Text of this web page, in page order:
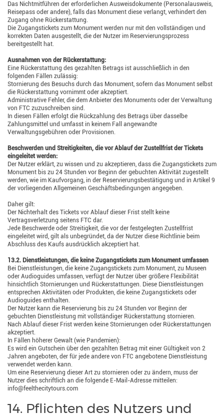
Das Nichtmitführen der erforderlichen Ausweisdokumente (Personalausweis,
Reisepass oder andere), falls das Monument diese verlangt, verhindert den
Zugang ohne Rückerstattung.
Die Zugangstickets zum Monument werden nur mit den vollständigen und
korrekten Daten ausgestellt, die der Nutzer im Reservierungsprozess
bereitgestellt hat.
Ausnahmen von der Rückerstattung:
Eine Rückerstattung des gezahlten Betrags ist ausschließlich in den
folgenden Fällen zulässig:
Stornierung des Besuchs durch das Monument, sofern das Monument selbst
die Rückerstattung vornimmt oder akzeptiert.
Administrative Fehler, die dem Anbieter des Monuments oder der Verwaltung
von FTC zuzuschreiben sind.
In diesen Fällen erfolgt die Rückzahlung des Betrags über dasselbe
Zahlungsmittel und umfasst in keinem Fall angewandte
Verwaltungsgebühren oder Provisionen.
Beschwerden und Streitigkeiten, die vor Ablauf der Zustellfrist der Tickets
eingeleitet werden:
Der Nutzer erklärt, zu wissen und zu akzeptieren, dass die Zugangstickets zum
Monument bis zu 24 Stunden vor Beginn der gebuchten Aktivität zugestellt
werden, wie im Kaufvorgang, in der Reservierungsbestätigung und in Artikel 9
der vorliegenden Allgemeinen Geschäftsbedingungen angegeben.
Daher gilt:
Der Nichterhalt des Tickets vor Ablauf dieser Frist stellt keine
Vertragsverletzung seitens FTC dar.
Jede Beschwerde oder Streitigkeit, die vor der festgelegten Zustellfrist
eingeleitet wird, gilt als unbegründet, da der Nutzer diese Richtlinie beim
Abschluss des Kaufs ausdrücklich akzeptiert hat.
13.2. Dienstleistungen, die keine Zugangstickets zum Monument umfassen
Bei Dienstleistungen, die keine Zugangstickets zum Monument, zu Museen
oder Audioguides umfassen, verfügt der Nutzer über größere Flexibilität
hinsichtlich Stornierungen und Rückerstattungen. Diese Dienstleistungen
entsprechen Aktivitäten oder Produkten, die keine Zugangstickets oder
Audioguides enthalten.
Der Nutzer kann die Reservierung bis zu 24 Stunden vor Beginn der
gebuchten Dienstleistung mit vollständiger Rückerstattung stornieren.
Nach Ablauf dieser Frist werden keine Stornierungen oder Rückerstattungen
akzeptiert.
In Fällen höherer Gewalt (wie Pandemien):
Es wird ein Gutschein über den gezahlten Betrag mit einer Gültigkeit von 2
Jahren angeboten, der für jede andere von FTC angebotene Dienstleistung
verwendet werden kann.
Um eine Reservierung dieser Art zu stornieren oder zu ändern, muss der
Nutzer dies schriftlich an die folgende E-Mail-Adresse mitteilen:
info@feelthecitytours.com
14. Pflichten des Nutzers und